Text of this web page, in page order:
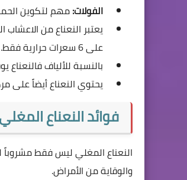
الفولات:مهم لتكوين
يعتبر النعناع من
على 6 سعرات حرارية فقط.
بالنسبة للألياف فالنعناع يوفر حوالي 1 غرام من
يحتوي النعناع أيضاً على
فوائد النعناع المغلي
النعناع المغلي ليس فقط مشروباً
والوقاية من الأمراض.